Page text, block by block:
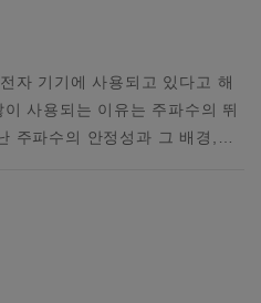
자 기기에 사용되고 있다고 해
사용되는 이유는 주파수의 뛰
주파수의 안정성과 그 배경,…